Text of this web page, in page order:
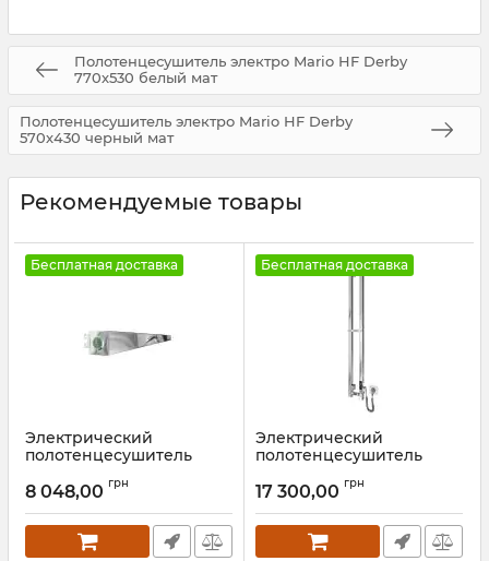
Полотенцесушитель электро Mario HF Derby
770х530 белый мат
Полотенцесушитель электро Mario HF Derby
570х430 черный мат
Рекомендуемые товары
Бесплатная доставка
Электрический
полотенцесушитель
30х630/85 золото лайт
Артикул:2.13.046003.0-GLS
8 048,00 грн
Бесплатная доставка
Электрический
полотенцесушитель
1170х140 TR 2.0 K золото
Артикул:2.13.052729.P-GLS
17 300,00 грн